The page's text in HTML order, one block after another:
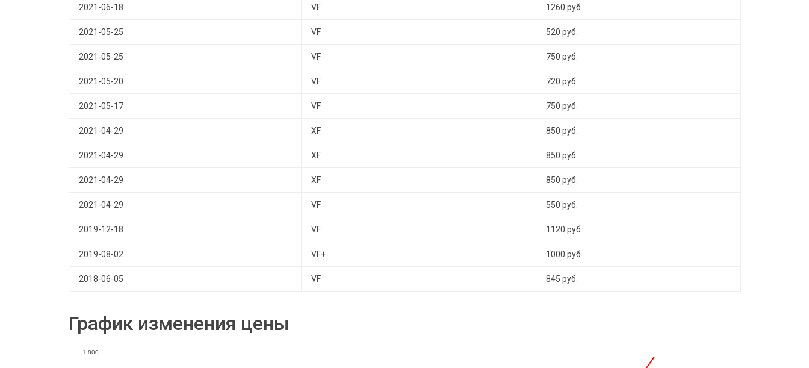
2021-06-18 VF 1260 руб.
2021-05-25 VF 520 руб.
2021-05-25 VF 750 руб.
2021-05-20 VF 720 руб.
2021-05-17 VF 750 руб.
2021-04-29 XF 850 руб.
2021-04-29 XF 850 руб.
2021-04-29 XF 850 руб.
2021-04-29 VF 550 руб.
2019-12-18 VF 1120 руб.
2019-08-02 VF+ 1000 руб.
2018-06-05 VF 845 руб.
График изменения цены
1 800